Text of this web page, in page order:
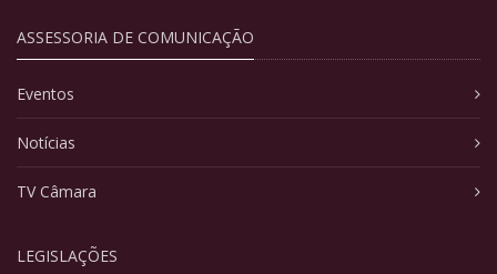
ASSESSORIA DE COMUNICAÇÃO
Eventos
Notícias
TV Câmara
LEGISLAÇÕES